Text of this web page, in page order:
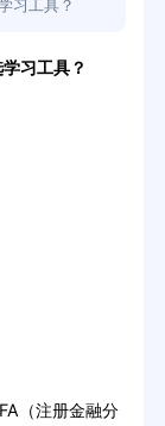
习工具？
习工具？
（注册金融分